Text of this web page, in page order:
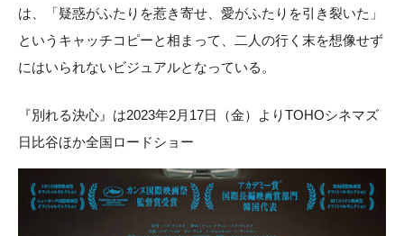
は、「疑惑がふたりを惹き寄せ、愛がふたりを引き裂いた」
というキャッチコピーと相まって、二人の行く末を想像せず
にはいられないビジュアルとなっている。
『別れる決心』は2023年2月17日（金）よりTOHOシネマズ
日比谷ほか全国ロードショー